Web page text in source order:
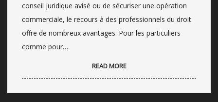
conseil juridique avisé ou de sécuriser une opération
commerciale, le recours à des professionnels du droit
offre de nombreux avantages. Pour les particuliers
comme pour…
READ MORE